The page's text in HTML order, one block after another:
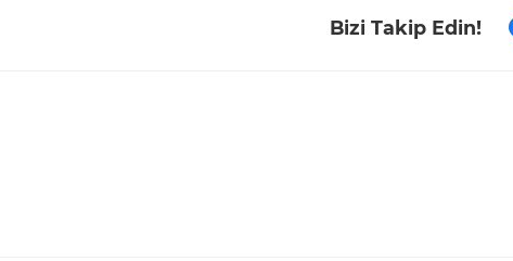
Bizi Takip Edin!